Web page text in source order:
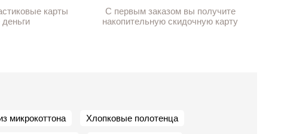
карты
С первым заказом вы получите
накопительную скидочную карту
микрокоттона Хлопковые полотенца